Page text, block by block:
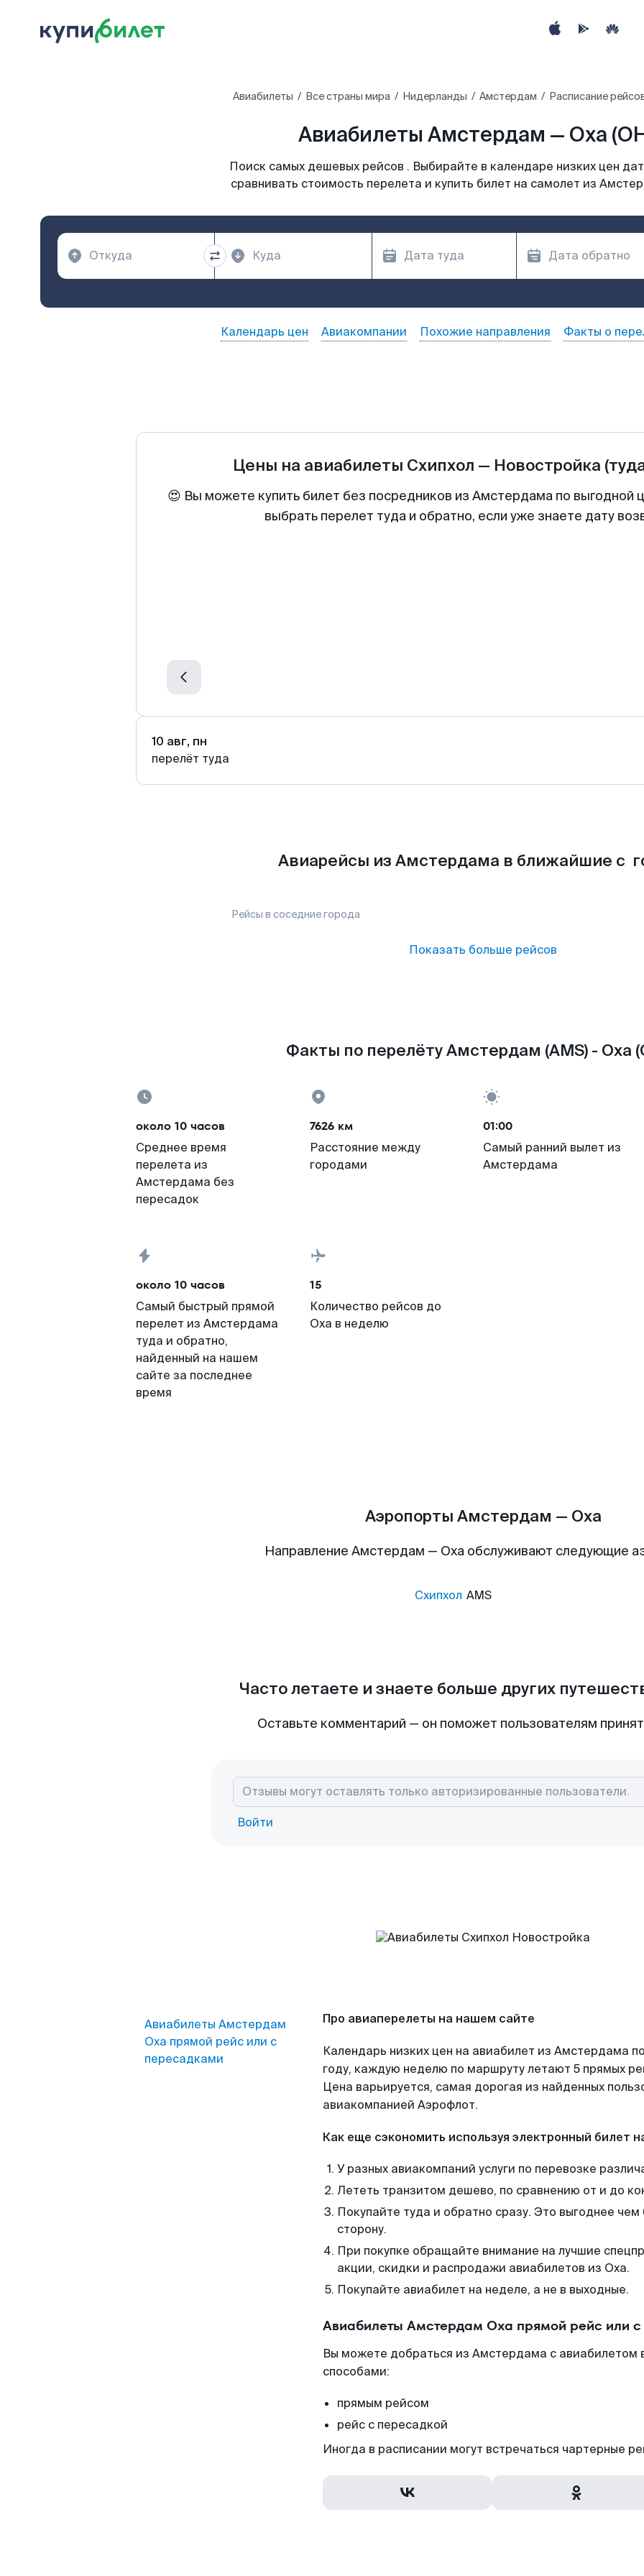
Авиабилеты Все страны мира Нидерланды Амстердам Расписание
Авиабилеты Амстердам — Оха
Поиск самых дешевых рейсов . Выбирайте в календаре низких цен
сравнивать стоимость перелета и купить билет на самолет из
Календарь цен Авиакомпании Похожие направления Факты о
Цены на авиабилеты Схипхол — Новостройка
😍 Вы можете купить билет без посредников из Амстердама по выгодной
выбрать перелет туда и обратно, если уже знаете дату
10 авг, пн
перелёт туда
Авиарейсы из Амстердама в ближайшие с
Рейсы в соседние города
Показать больше рейсов
Факты по перелёту Амстердам (AMS) - Оха
около 10 часов
Среднее время
перелета из
Амстердама без
пересадок
7626 км
Расстояние между
городами
01:00
Самый ранний вылет из
Амстердама
около 10 часов
Самый быстрый прямой
перелет из Амстердама
туда и обратно,
найденный на нашем
сайте за последнее
время
15
Количество рейсов до
Оха в неделю
Аэропорты Амстердам — Оха
Направление Амстердам — Оха обслуживают следующие
Схипхол AMS
Часто летаете и знаете больше других
Оставьте комментарий — он поможет пользователям
Войти
Авиабилеты Амстердам
Оха прямой рейс или с
пересадками
Про авиаперелеты на нашем сайте
Календарь низких цен на авиабилет из Амстердама
году, каждую неделю по маршруту летают 5 прямых
Цена варьируется, самая дорогая из найденных
авиакомпанией Аэрофлот.
Как еще сэкономить используя электронный билет
У разных авиакомпаний услуги по перевозке
Лететь транзитом дешево, по сравнению от и до
Покупайте туда и обратно сразу. Это выгоднее
сторону.
При покупке обращайте внимание на лучшие
акции, скидки и распродажи авиабилетов из Оха.
Покупайте авиабилет на неделе, а не в выходные.
Авиабилеты Амстердам Оха прямой рейс или
Вы можете добраться из Амстердама с авиабилетом
способами:
прямым рейсом
рейс с пересадкой
Иногда в расписании могут встречаться чартерные